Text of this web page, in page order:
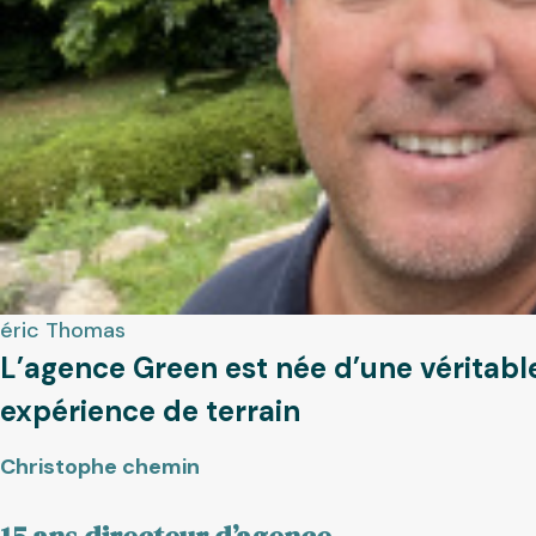
éric Thomas
L’agence Green est née d’une
expérience de terrain
Christophe chemin